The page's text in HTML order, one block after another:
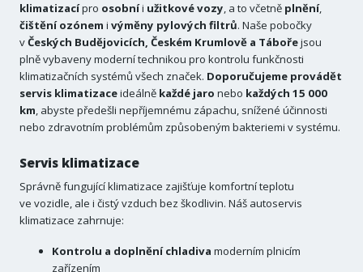
klimatizacípro osobníi užitkovévozy, a to včetně plnění,
čištění ozónem i výměny pylových filtrů. Naše pobočky
vČeských Budějovicích, Českém Krumlově a Tábořejsou
plně vybaveny moderní technikou pro kontrolu funkčnosti
klimatizačních systémů všech značek. Doporučujeme provádět
servis klimatizaceideálně každé jaro nebo každých 15 000
km, abyste předešli nepříjemnému zápachu, snížené účinnosti
nebo zdravotním problémům způsobeným bakteriemi v systému.
Servis klimatizace
Správně fungující klimatizace zajišťuje komfortní teplotu
ve vozidle, ale i čistý vzduch bez škodlivin. Náš autoservis
klimatizace zahrnuje:
Kontrolu a doplnění chladiva moderním plnicím
zařízením